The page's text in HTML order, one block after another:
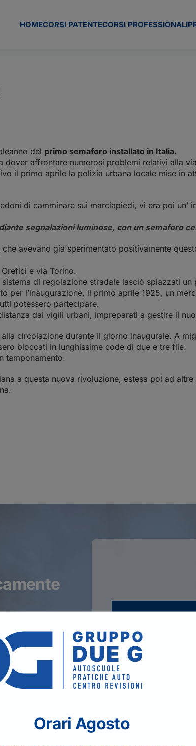
HOMECORSI PATENTECORSI PROFESSIONALI
del primo semaforo installato in Italia.
affrontare numerosi problemi relativi alla
il primo aprile la polizia urbana locale mise in
di camminare sui marciapiedi, vi era poi un’
segnalazioni luminose, con un semaforo
avevano già sperimentato positivamente
e via Torino.
di regolazione stradale lasciò spiazzati un
per l’inaugurazione, il primo aprile 1925, un
potessero partecipare.
dai vigili urbani, impreparati a gestire il
circolazione durante il giorno inaugurale. A
bloccati in lunghissime code di due e tre file.
tamponamento.
a questa nuova rivoluzione, estesa poi ad altre
Il seguente form
PER I RINNOVI
Nome
Orari Agosto